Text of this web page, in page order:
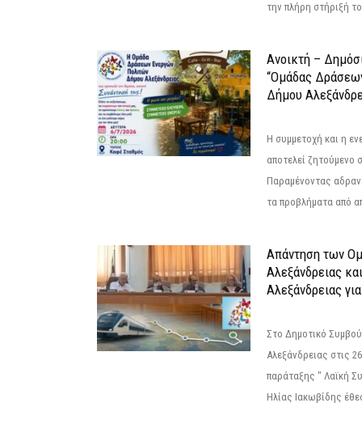
την πλήρη στήριξή
Ανοικτή –
“Ομάδας
Δήμου
Η συμμετοχή και η
αποτελεί ζητούμενο
Παραμένοντας
τα προβλήματα από
Απάντηση των
Αλεξάνδρειας
Αλεξάνδρειας
Στο Δημοτικό
Αλεξάνδρειας στις
παράταξης " Λαϊκή
Ηλίας Ιακωβίδης